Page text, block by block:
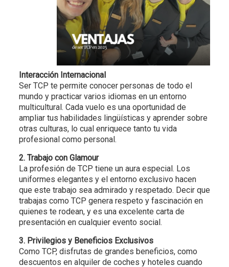
Interacción Internacional
Ser TCP te permite conocer personas de todo el
mundo y practicar varios idiomas en un entorno
multicultural. Cada vuelo es una oportunidad de
ampliar tus habilidades lingüísticas y aprender sobre
otras culturas, lo cual enriquece tanto tu vida
profesional como personal.
2. Trabajo con Glamour
La profesión de TCP tiene un aura especial. Los
uniformes elegantes y el entorno exclusivo hacen
que este trabajo sea admirado y respetado. Decir que
trabajas como TCP genera respeto y fascinación en
quienes te rodean, y es una excelente carta de
presentación en cualquier evento social.
3. Privilegios y Beneficios Exclusivos
Como TCP, disfrutas de grandes beneficios, como
descuentos en alquiler de coches y hoteles cuando